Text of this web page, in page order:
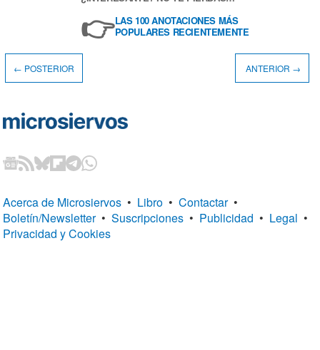
👉LAS 100 ANOTACIONES MÁS
POPULARES RECIENTEMENTE
← POSTERIOR ANTERIOR →
Acerca de Microsiervos • Libro • Contactar •
Boletín/Newsletter • Suscripciones • Publicidad • Legal •
Privacidad y Cookies